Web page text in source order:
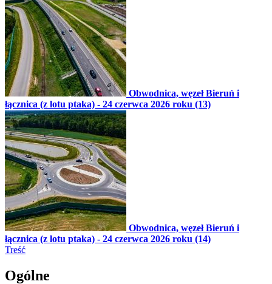
Obwodnica, węzeł Bieruń i
łącznica (z lotu ptaka) - 24 czerwca 2026 roku (13)
Obwodnica, węzeł Bieruń i
łącznica (z lotu ptaka) - 24 czerwca 2026 roku (14)
Treść
Ogólne